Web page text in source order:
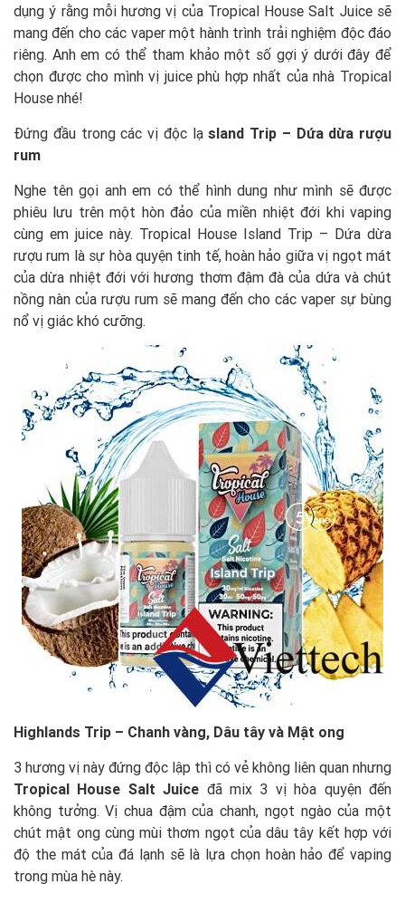
dụng ý rằng mỗi hương vị của Tropical House Salt Juice sẽ
mang đến cho các vaper một hành trình trải nghiệm độc đáo
riêng. Anh em có thể tham khảo một số gợi ý dưới đây để
chọn được cho mình vị juice phù hợp nhất của nhà Tropical
House nhé!
Đứng đầu trong các vị độc lạsland Trip – Dứa dừa rượu
rum
Nghe tên gọi anh em có thể hình dung như mình sẽ được
phiêu lưu trên một hòn đảo của miền nhiệt đới khi vaping
cùng em juice này. Tropical House Island Trip – Dứa dừa
rượu rum là sự hòa quyện tinh tế, hoàn hảo giữa vị ngọt mát
của dừa nhiệt đới với hương thơm đậm đà của dứa và chút
nồng nàn của rượu rum sẽ mang đến cho các vaper sự bùng
nổ vị giác khó cưỡng.
Highlands Trip – Chanh vàng, Dâu tây và Mật ong
3 hương vị này đứng độc lập thì có vẻ không liên quan nhưng
Tropical House Salt Juice đã mix 3 vị hòa quyện đến
không tưởng. Vị chua đậm của chanh, ngọt ngào của một
chút mật ong cùng mùi thơm ngọt của dâu tây kết hợp với
độ the mát của đá lạnh sẽ là lựa chọn hoàn hảo để vaping
trong mùa hè này.